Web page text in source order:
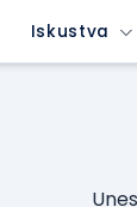
Iskustva